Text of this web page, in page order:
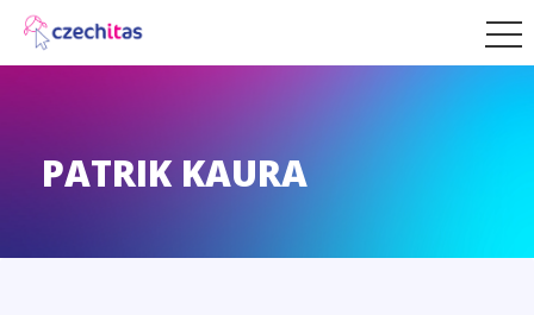
PATRIK KAURA